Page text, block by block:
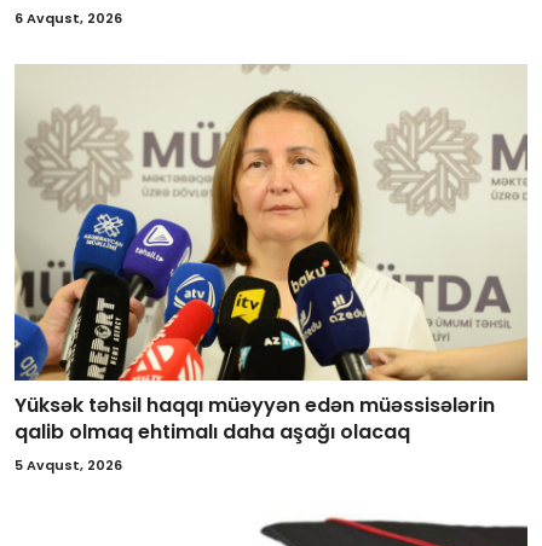
6 Avqust, 2026
Yüksək təhsil haqqı müəyyən edən müəssisələrin
qalib olmaq ehtimalı daha aşağı olacaq
5 Avqust, 2026